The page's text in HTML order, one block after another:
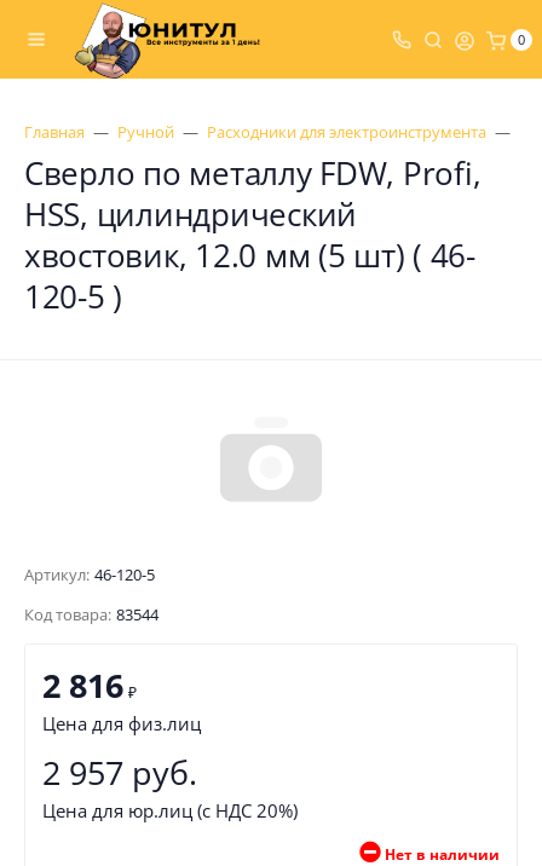
0
Главная Ручной Расходники для электроинструмента
Сверло по металлу FDW, Profi,
HSS, цилиндрический
хвостовик, 12.0 мм (5 шт) ( 46-
120-5 )
Артикул: 46-120-5
Код товара: 83544
2 816 ₽
Цена для физ.лиц
2 957 руб.
Цена для юр.лиц (с НДС 20%)
Нет в наличии